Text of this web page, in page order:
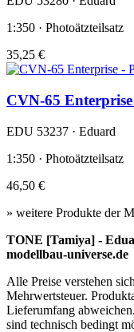
1:350 · Photoätzteilsatz
35,25 €
CVN-65
EDU 53237 · Eduard
1:350 · Photoätzteilsatz
46,50 €
» weitere Produkte der
TONE [Tamiya] -
modellbau-universe.de
Alle Preise verstehen
Mehrwertsteuer.
Lieferumfang
sind technisch bedingt